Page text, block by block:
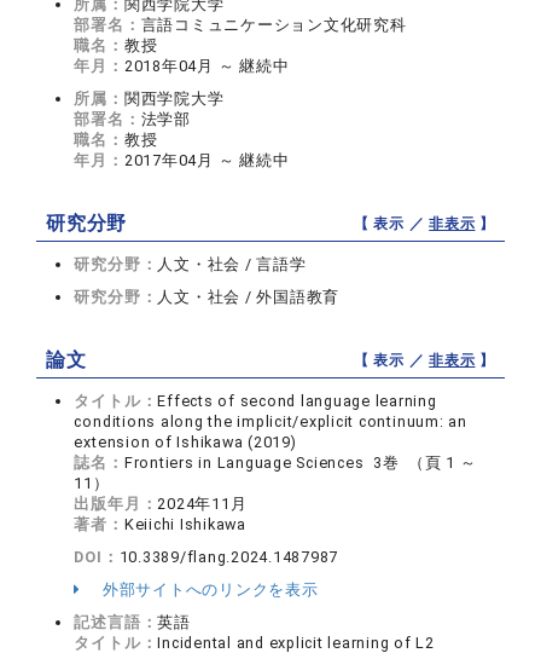
所属： 関西学院大学
部署名： 言語コミュニケーション文化研究科
職名： 教授
年月： 2018年04月 ～ 継続中
所属： 関西学院大学
部署名： 法学部
職名： 教授
年月： 2017年04月 ～ 継続中
研究分野 【 表示 ／非表示 】
研究分野： 人文・社会 / 言語学
研究分野： 人文・社会 / 外国語教育
論文 【 表示 ／非表示 】
タイトル：Effects of second language learning
conditions along the implicit/explicit continuum: an
extension of Ishikawa (2019)
誌名： Frontiers in Language Sciences 3巻 （頁 1 ～
11）
出版年月：2024年11月
著者： Keiichi Ishikawa
DOI： 10.3389/flang.2024.1487987
外部サイトへのリンクを表示
記述言語：英語
タイトル：Incidental and explicit learning of L2